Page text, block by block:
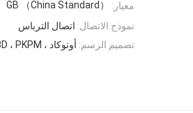
معيار:
GB （China Standard）
نموذج الاتصال: اتصال الترباس
تصميم الرسم: أوتوكاد ، 3D ، PKPM ، سكتشب